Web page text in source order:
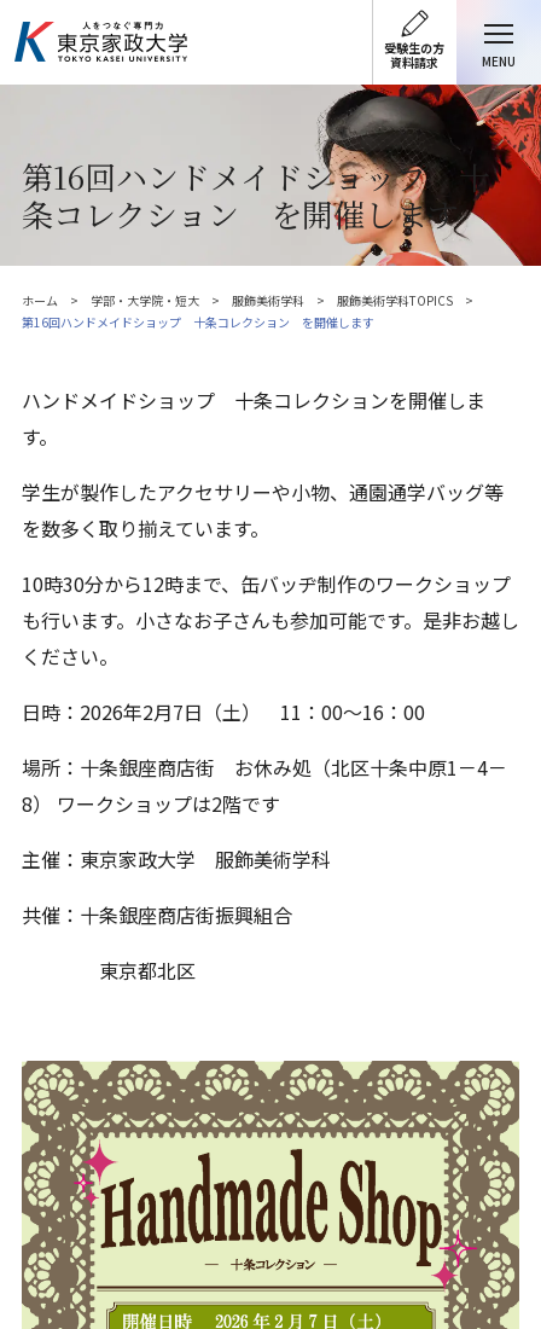
受験生の方
資料請求
MENU
第16回ハンドメイドショップ 十
条コレクション を開催します
ホーム 学部・大学院・短大 服飾美術学科
服飾美術学科TOPICS
第16回ハンドメイドショップ 十条コレクション を開催します
ハンドメイドショップ 十条コレクションを開催しま
す。
学生が製作したアクセサリーや小物、通園通学バッグ等
を数多く取り揃えています。
10時30分から12時まで、缶バッヂ制作のワークショップ
も行います。小さなお子さんも参加可能です。是非お越し
ください。
日時： 2026年2月7日（土） 11 ： 00～16 ： 00
場所：十条銀座商店街 お休み処（北区十条中原1－4－
8） ワークショップは2階です
主催：東京家政大学 服飾美術学科
共催：十条銀座商店街振興組合
東京都北区